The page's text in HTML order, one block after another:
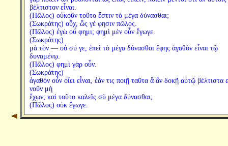
βέλτιστον εἶναι.
(Πῶλος) οὐκοῦν τοῦτο ἔστιν τὸ μέγα δύνασθαι;
(Σωκράτης) οὔχ, ὥς γέ φησιν πῶλος.
(Πῶλος) ἐγὼ οὔ φημι; φημὶ μὲν οὖν ἔγωγε.
(Σωκράτης)
μὰ τὸν — οὐ σύ γε, ἐπεὶ τὸ μέγα δύνασθαι ἔφης ἀγαθὸν εἶναι τῷ
δυναμένῳ.
(Πῶλος) φημὶ γὰρ οὖν.
(Σωκράτης)
ἀγαθὸν οὖν οἴει εἶναι, ἐάν τις ποιῇ ταῦτα ἃ ἂν δοκῇ αὐτῷ βέλτιστα
νοῦν μὴ
ἔχων; καὶ τοῦτο καλεῖς σὺ μέγα δύνασθαι;
(Πῶλος) οὐκ ἔγωγε.